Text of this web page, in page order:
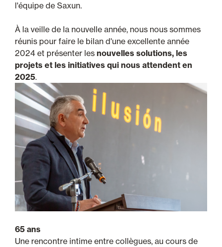
l'équipe de Saxun.
À la veille de la nouvelle année, nous nous sommes
réunis pour faire le bilan d'une excellente année
2024 et présenter les nouvelles solutions, les
projets et les initiatives qui nous attendent en
2025.
65 ans
Une rencontre intime entre collègues, au cours de